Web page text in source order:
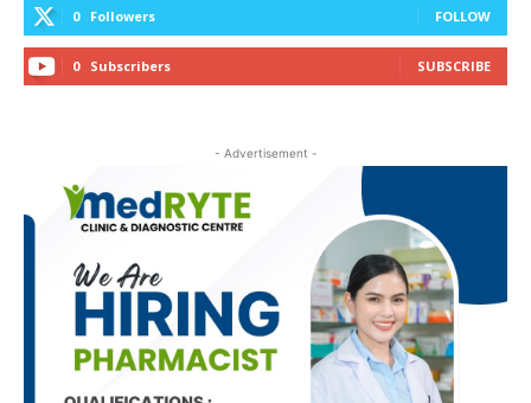
0 Followers FOLLOW
0 Subscribers SUBSCRIBE
- Advertisement -